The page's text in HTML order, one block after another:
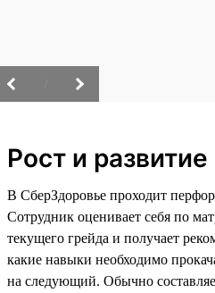
Рост и развитие
В СберЗдоровье проходит
Сотрудник оценивает себя по
текущего грейда и получает
какие навыки необходимо
на следующий. Обычно